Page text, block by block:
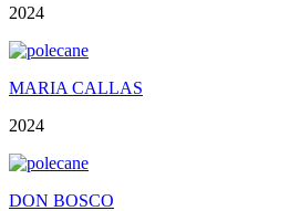
2024
MARIA CALLAS
2024
DON BOSCO